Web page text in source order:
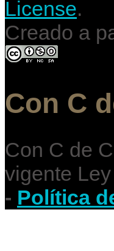
License.
Creado a
Con C
Con C de
vigente
- Política